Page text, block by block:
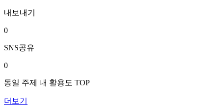
내보내기
0
SNS공유
0
동일 주제 내 활용도 TOP
더보기